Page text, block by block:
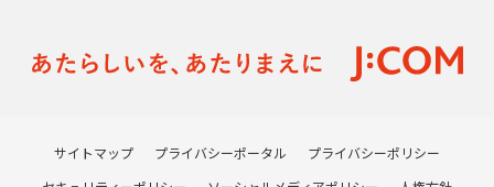
サイトマップ プライバシーポータル
プライバシーポリシー